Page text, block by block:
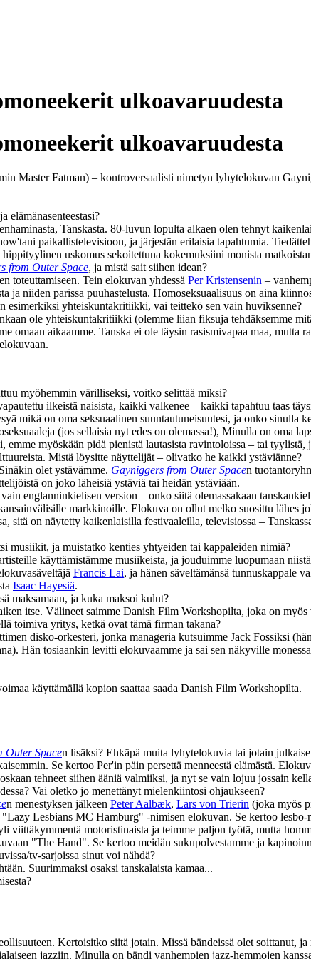
ulkoavaruudesta
ulkoavaruudesta
Master Fatman) – kontroversaalisti nimetyn lyhytelokuvan
elämänasenteestasi?
Tanskasta. 80‑luvun lopulta alkaen olen tehnyt
paikallistelevisioon, ja järjestän erilaisia tapahtumia.
uskomus sekoitettuna kokemuksiini monista
from Outer Space, ja mistä sait siihen idean?
toteuttamiseen. Tein elokuvan yhdessä Per Kristensenin –
ja niiden parissa puuhastelusta. Homoseksuaalisuus on aina
yhteiskuntakritiikki, vai teittekö sen vain huviksenne?
ole yhteiskuntakritiikki (olemme liian fiksuja tehdäksemme
omaan aikaamme. Tanska ei ole täysin rasismivapaa maa,
myöhemmin värilliseksi, voitko selittää miksi?
ilkeistä naisista, kaikki valkenee – kaikki tapahtuu taas
mikä on oma seksuaalinen suuntautuneisuutesi, ja onko sinulla
(jos sellaisia nyt edes on olemassa!), Minulla on oma
emme myöskään pidä pienistä lautasista ravintoloissa – tai
Mistä löysitte näyttelijät – olivatko he kaikki ystäviänne?
olet ystävämme. Gayniggers from Outer Spacen
on joko läheisiä ystäviä tai heidän ystäviään.
vain englanninkielisen version – onko siitä olemassakaan
markkinoille. Elokuva on ollut melko suosittu lähes
sitä on näytetty kaikenlaisilla festivaaleilla, televisiossa –
musiikit, ja muistatko kenties yhtyeiden tai kappaleiden nimiä?
käyttämistämme musiikeista, ja jouduimme luopumaan
Francis Lai, ja hänen säveltämänsä tunnuskappale
Isaac Hayesiä.
maksamaan, ja kuka maksoi kulut?
itse. Välineet saimme Danish Film Workshopilta, joka on myös
toimiva yritys, ketkä ovat tämä firman takana?
disko-orkesteri, jonka manageria kutsuimme Jack Fossiksi
Hän tosiaankin levitti elokuvaamme ja sai sen näkyville
käyttämällä kopion saattaa saada Danish Film Workshopilta.
Outer Spacen lisäksi? Ehkäpä muita lyhytelokuvia tai jotain
Se kertoo Per'in päin persettä menneestä elämästä.
tehneet siihen ääniä valmiiksi, ja nyt se vain lojuu jossain
Vai oletko jo menettänyt mielenkiintosi ohjaukseen?
n menestyksen jälkeen Peter Aalbæk, Lars von Trierin (joka myös
Lesbians MC Hamburg" ‑nimisen elokuvan. Se kertoo
viittäkymmentä motoristinaista ja teimme paljon työtä, mutta
"The Hand". Se kertoo meidän sukupolvestamme ja
tv-sarjoissa sinut voi nähdä?
Suurimmaksi osaksi tanskalaista kamaa...
Kertoisitko siitä jotain. Missä bändeissä olet soittanut,
jazziin. Minulla on bändi vanhempien jazz-hemmojen